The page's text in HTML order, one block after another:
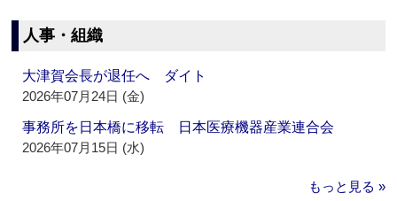
人事・組織
大津賀会長が退任へ ダイト
2026年07月24日 (金)
事務所を日本橋に移転 日本医療機器産業連合会
2026年07月15日 (水)
もっと見る »